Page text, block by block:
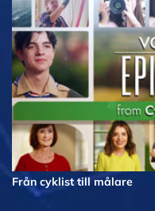
Från cyklist till målare